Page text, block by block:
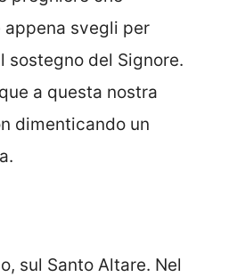
svegli per
sostegno del Signore.
a questa nostra
dimenticando un
sul Santo Altare. Nel